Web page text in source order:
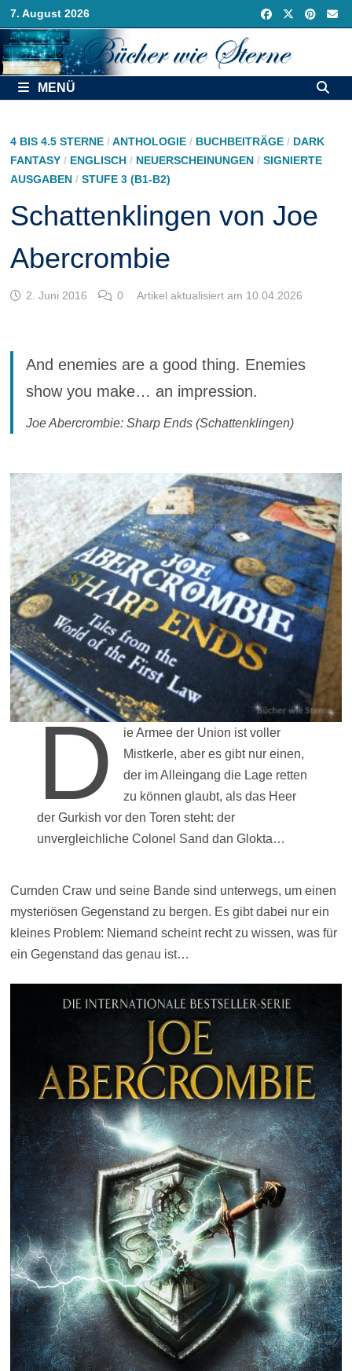
Zurück
zum
Inhalt
7. August 2026
MENÜ
4 BIS 4.5 STERNE/ANTHOLOGIE/ BUCHBEITRÄGE/ DARK
FANTASY/ ENGLISCH/ NEUERSCHEINUNGEN/ SIGNIERTE
AUSGABEN/ STUFE 3 (B1-B2)
Schattenklingen von Joe
Abercrombie
2. Juni 2016 0 Artikel aktualisiert am 10.04.2026
And enemies are a good thing. Enemies
show you make… an impression.
Joe Abercrombie: Sharp Ends (Schattenklingen)
D
ie Armee der Union ist voller
Mistkerle, aber es gibt nur einen,
der im Alleingang die Lage retten
zu können glaubt, als das Heer
der Gurkish vor den Toren steht: der
unvergleichliche Colonel Sand dan Glokta…
Curnden Craw und seine Bande sind unterwegs, um einen
mysteriösen Gegenstand zu bergen. Es gibt dabei nur ein
kleines Problem: Niemand scheint recht zu wissen, was für
ein Gegenstand das genau ist…